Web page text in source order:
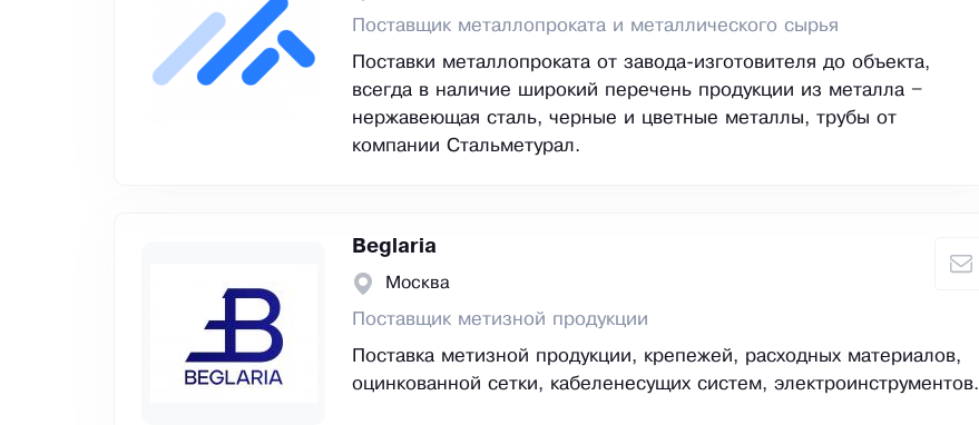
Поставщик металлопроката и металлического сырья
Поставки металлопроката от завода-изготовителя до объекта,
всегда в наличие широкий перечень продукции из металла –
нержавеющая сталь, черные и цветные металлы, трубы от
компании Стальметурал.
Beglaria
Москва
Поставщик метизной продукции
Поставка метизной продукции, крепежей, расходных материалов,
оцинкованной сетки, кабеленесущих систем, электроинструментов.